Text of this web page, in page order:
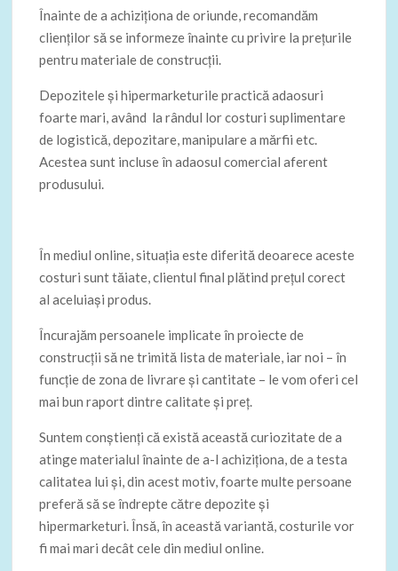
Înainte de a achiziționa de oriunde, recomandăm
clienților să se informeze înainte cu privire la prețurile
pentru materiale de construcții.
Depozitele și hipermarketurile practică adaosuri
foarte mari, având la rândul lor costuri suplimentare
de logistică, depozitare, manipulare a mărfii etc.
Acestea sunt incluse în adaosul comercial aferent
produsului.
În mediul online, situația este diferită deoarece aceste
costuri sunt tăiate, clientul final plătind prețul corect
al aceluiași produs.
Încurajăm persoanele implicate în proiecte de
construcții să ne trimită lista de materiale, iar noi – în
funcție de zona de livrare și cantitate – le vom oferi cel
mai bun raport dintre calitate și preț.
Suntem conștienți că există această curiozitate de a
atinge materialul înainte de a-l achiziționa, de a testa
calitatea lui și, din acest motiv, foarte multe persoane
preferă să se îndrepte către depozite și
hipermarketuri. Însă, în această variantă, costurile vor
fi mai mari decât cele din mediul online.